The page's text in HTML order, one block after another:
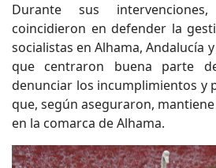
Durante sus
coincidieron en defender la
socialistas en Alhama, Andalucía
que centraron buena parte
denunciar los incumplimientos y
que, según aseguraron,
en la comarca de Alhama.